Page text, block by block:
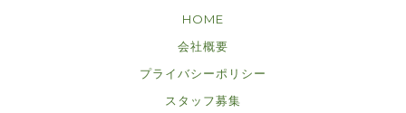
HOME
会社概要
プライバシーポリシー
スタッフ募集